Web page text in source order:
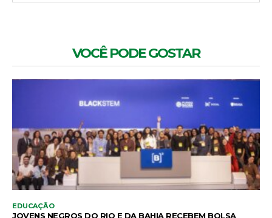
VOCÊ PODE GOSTAR
EDUCAÇÃO
JOVENS NEGROS DO RIO E DA BAHIA RECEBEM BOLSA